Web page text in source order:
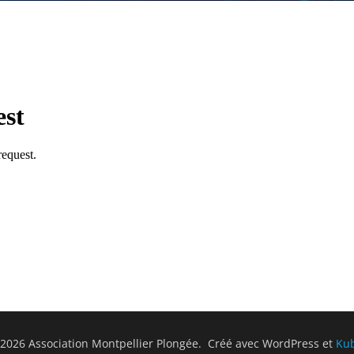
Association Montpellier Plongée. Créé avec WordPress et